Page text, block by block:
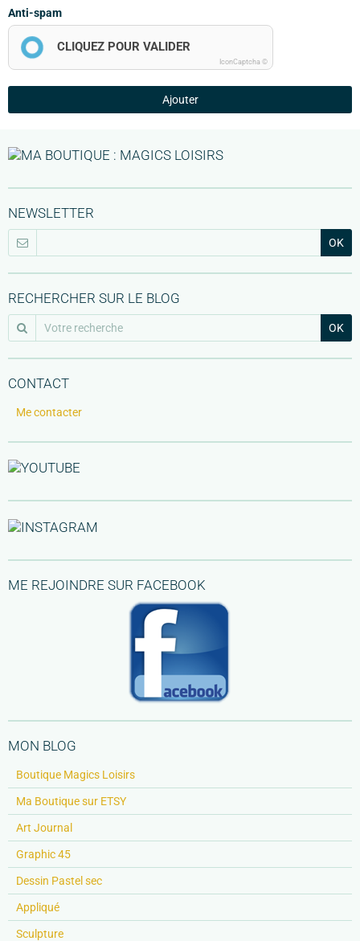
Anti-spam
CLIQUEZ POUR VALIDER
IconCaptcha ©
Ajouter
NEWSLETTER
OK
RECHERCHER SUR LE BLOG
OK
CONTACT
Me contacter
ME REJOINDRE SUR FACEBOOK
MON BLOG
Boutique Magics Loisirs
Ma Boutique sur ETSY
Art Journal
Graphic 45
Dessin Pastel sec
Appliqué
Sculpture